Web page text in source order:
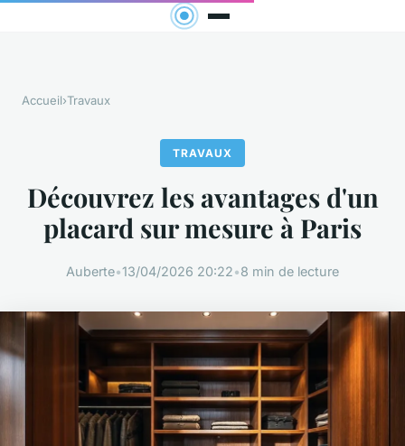
Accueil›Travaux
TRAVAUX
Découvrez les avantages d'un
placard sur mesure à Paris
Auberte•13/04/2026 20:22•8 min de lecture